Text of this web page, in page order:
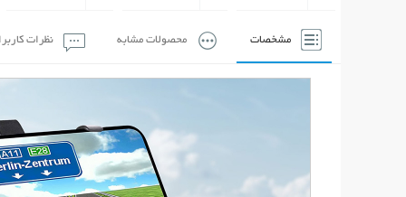
مشخصات محصولات مشابه نظرات